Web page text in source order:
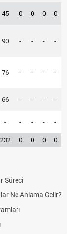
45 0 0 0 0
90 - - - -
76 - - - -
66 - - - -
- - - - -
232 0 0 0 0
Süreci
Ne Anlama Gelir?